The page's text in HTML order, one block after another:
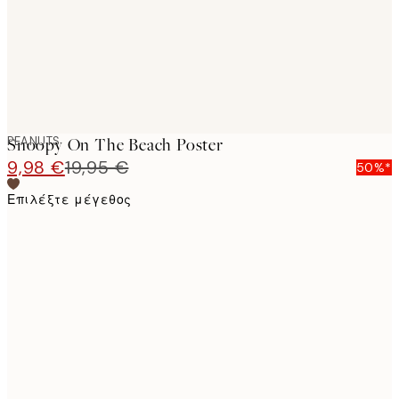
PEANUTS
Snoopy On The Beach Poster
9,98 €19,95 €
50%*
Επιλέξτε μέγεθος